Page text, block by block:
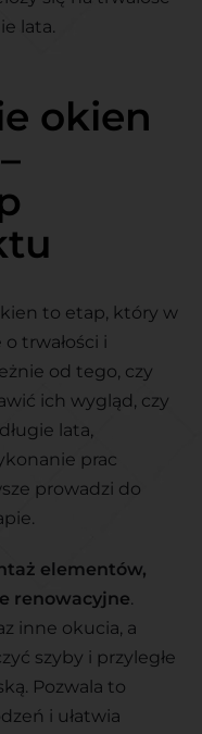
lata.
okien
to etap, który w
trwałości i
od tego, czy
ich wygląd, czy
lata,
prac
prowadzi do
elementów,
renowacyjne.
inne okucia, a
szyby i przyległe
Pozwala to
i ułatwia